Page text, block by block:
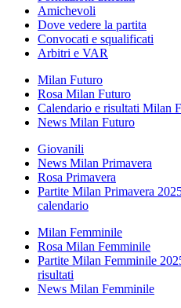
Amichevoli
Dove vedere la partita
Convocati e squalificati
Arbitri e VAR
Milan Futuro
Rosa Milan Futuro
Calendario e risultati Milan
News Milan Futuro
Giovanili
News Milan Primavera
Rosa Primavera
Partite Milan Primavera
calendario
Milan Femminile
Rosa Milan Femminile
Partite Milan Femminile
risultati
News Milan Femminile